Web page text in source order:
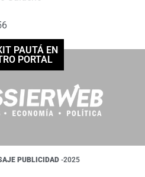
PAUTÁ EN
PORTAL
PUBLICIDAD -2025